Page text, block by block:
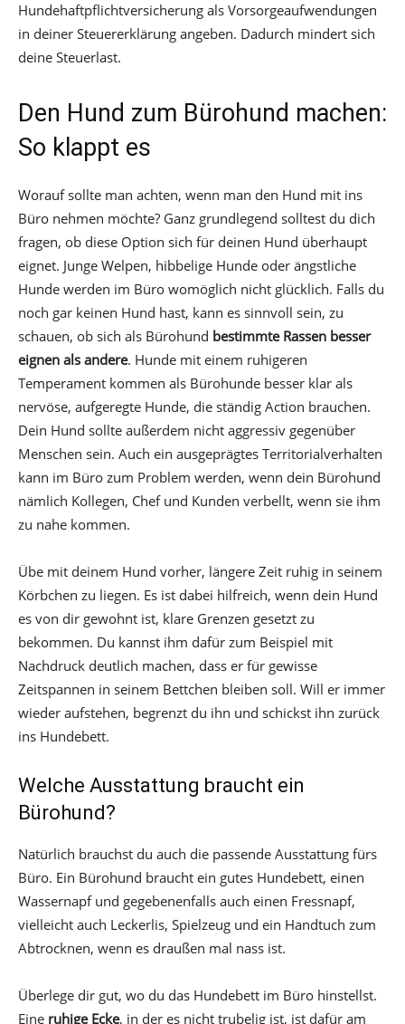
Hundehaftpflichtversicherung als Vorsorgeaufwendungen
in deiner Steuererklärung angeben. Dadurch mindert sich
deine Steuerlast.
Den Hund zum Bürohund machen:
So klappt es
Worauf sollte man achten, wenn man den Hund mit ins
Büro nehmen möchte? Ganz grundlegend solltest du dich
fragen, ob diese Option sich für deinen Hund überhaupt
eignet. Junge Welpen, hibbelige Hunde oder ängstliche
Hunde werden im Büro womöglich nicht glücklich. Falls du
noch gar keinen Hund hast, kann es sinnvoll sein, zu
schauen, ob sich als Bürohund bestimmte Rassen besser
eignen als andere. Hunde mit einem ruhigeren
Temperament kommen als Bürohunde besser klar als
nervöse, aufgeregte Hunde, die ständig Action brauchen.
Dein Hund sollte außerdem nicht aggressiv gegenüber
Menschen sein. Auch ein ausgeprägtes Territorialverhalten
kann im Büro zum Problem werden, wenn dein Bürohund
nämlich Kollegen, Chef und Kunden verbellt, wenn sie ihm
zu nahe kommen.
Übe mit deinem Hund vorher, längere Zeit ruhig in seinem
Körbchen zu liegen. Es ist dabei hilfreich, wenn dein Hund
es von dir gewohnt ist, klare Grenzen gesetzt zu
bekommen. Du kannst ihm dafür zum Beispiel mit
Nachdruck deutlich machen, dass er für gewisse
Zeitspannen in seinem Bettchen bleiben soll. Will er immer
wieder aufstehen, begrenzt du ihn und schickst ihn zurück
ins Hundebett.
Welche Ausstattung braucht ein
Bürohund?
Natürlich brauchst du auch die passende Ausstattung fürs
Büro. Ein Bürohund braucht ein gutes Hundebett, einen
Wassernapf und gegebenenfalls auch einen Fressnapf,
vielleicht auch Leckerlis, Spielzeug und ein Handtuch zum
Abtrocknen, wenn es draußen mal nass ist.
Überlege dir gut, wo du das Hundebett im Büro hinstellst.
Eine ruhige Ecke, in der es nicht trubelig ist, ist dafür am